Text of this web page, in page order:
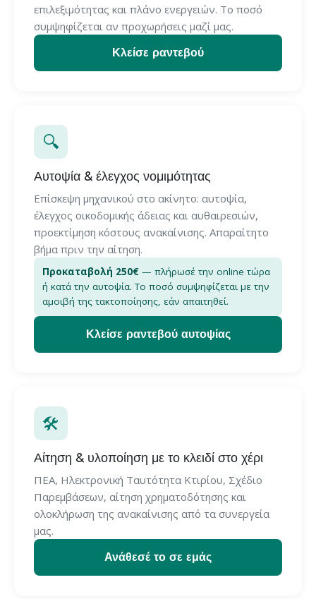
επιλεξιμότητας και πλάνο ενεργειών. Το ποσό
συμψηφίζεται αν προχωρήσεις μαζί μας.
Κλείσε ραντεβού
🔍
Αυτοψία & έλεγχος νομιμότητας
Επίσκεψη μηχανικού στο ακίνητο: αυτοψία,
έλεγχος οικοδομικής άδειας και αυθαιρεσιών,
προεκτίμηση κόστους ανακαίνισης. Απαραίτητο
βήμα πριν την αίτηση.
Προκαταβολή 250€ — πλήρωσέ την online τώρα
ή κατά την αυτοψία. Το ποσό συμψηφίζεται με την
αμοιβή της τακτοποίησης, εάν απαιτηθεί.
Κλείσε ραντεβού αυτοψίας
🛠️
Αίτηση & υλοποίηση με το κλειδί στο χέρι
ΠΕΑ, Ηλεκτρονική Ταυτότητα Κτιρίου, Σχέδιο
Παρεμβάσεων, αίτηση χρηματοδότησης και
ολοκλήρωση της ανακαίνισης από τα συνεργεία
μας.
Ανάθεσέ το σε εμάς